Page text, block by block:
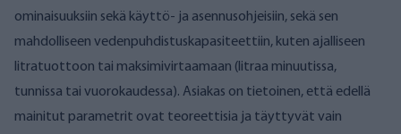
ominaisuuksiin sekä käyttö- ja asennusohjeisiin, sekä sen
mahdolliseen vedenpuhdistuskapasiteettiin, kuten ajalliseen
litratuottoon tai maksimivirtaamaan (litraa minuutissa,
tunnissa tai vuorokaudessa). Asiakas on tietoinen, että edellä
mainitut parametrit ovat teoreettisia ja täyttyvät vain